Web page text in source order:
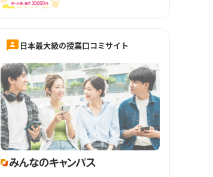
日本最大級の授業口コミサイト